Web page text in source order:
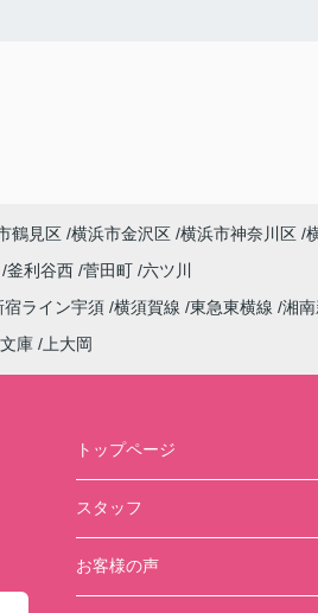
鶴見区 横浜市金沢区 横浜市神奈川区
釜利谷西 菅田町 六ツ川
宿ライン宇須 横須賀線 東急東横線 湘
庫 上大岡
トップページ
スタッフ
お客様の声